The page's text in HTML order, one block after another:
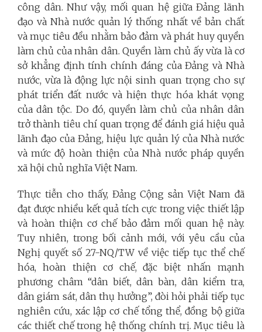
công dân. Như vậy, mối quan hệ giữa Đảng lãnh
đạo và Nhà nước quản lý thống nhất về bản chất
và mục tiêu đều nhằm bảo đảm và phát huy quyền
làm chủ của nhân dân. Quyền làm chủ ấy vừa là cơ
sở khẳng định tính chính đáng của Đảng và Nhà
nước, vừa là động lực nội sinh quan trọng cho sự
phát triển đất nước và hiện thực hóa khát vọng
của dân tộc. Do đó, quyền làm chủ của nhân dân
trở thành tiêu chí quan trọng để đánh giá hiệu quả
lãnh đạo của Đảng, hiệu lực quản lý của Nhà nước
và mức độ hoàn thiện của Nhà nước pháp quyền
xã hội chủ nghĩa Việt Nam.
Thực tiễn cho thấy, Đảng Cộng sản Việt Nam đã
đạt được nhiều kết quả tích cực trong việc thiết lập
và hoàn thiện cơ chế bảo đảm mối quan hệ này.
Tuy nhiên, trong bối cảnh mới, với yêu cầu của
Nghị quyết số 27-NQ/TW về việc tiếp tục thể chế
hóa, hoàn thiện cơ chế, đặc biệt nhấn mạnh
phương châm “dân biết, dân bàn, dân kiểm tra,
dân giám sát, dân thụ hưởng”, đòi hỏi phải tiếp tục
nghiên cứu, xác lập cơ chế tổng thể, đồng bộ giữa
các thiết chế trong hệ thống chính trị. Mục tiêu là